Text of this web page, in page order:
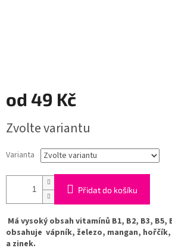
od 49 Kč
cena:
Zvolte variantu
Varianta
Přidat do košíku
Má vysoký obsah vitamínů B1, B2, B3, B5,
obsahuje vápník, železo, mangan,
a zinek.